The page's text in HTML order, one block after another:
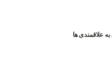
علاقمندی ها